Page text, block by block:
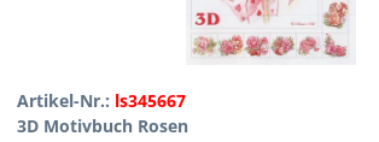
Artikel-Nr.: ls345667
3D Motivbuch Rosen